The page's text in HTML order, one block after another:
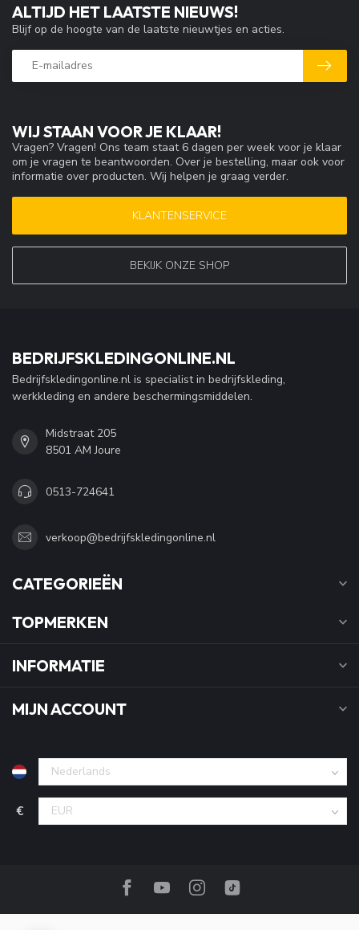
WIJ STAAN VOOR JE KLAAR!
Vragen? Vragen! Ons team staat 6 dagen per week voor je klaar
om je vragen te beantwoorden. Over je bestelling, maar ook voor
informatie over producten. Wij helpen je graag verder.
KLANTENSERVICE
BEKIJK ONZE SHOP
ALTIJD HET LAATSTE NIEUWS!
Blijf op de hoogte van de laatste nieuwtjes en acties.
BEDRIJFSKLEDINGONLINE.NL
Bedrijfskledingonline.nl is specialist in bedrijfskleding,
werkkleding en andere beschermingsmiddelen.
Midstraat 205
8501 AM Joure
0513-724641
verkoop@bedrijfskledingonline.nl
CATEGORIEËN
TOPMERKEN
INFORMATIE
MIJN ACCOUNT
€